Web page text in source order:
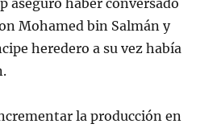
aseguró haber conversado
Mohamed bin Salmán y
heredero a su vez había
la producción en